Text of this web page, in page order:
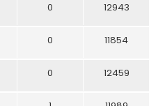
0 12943
0 11854
0 12459